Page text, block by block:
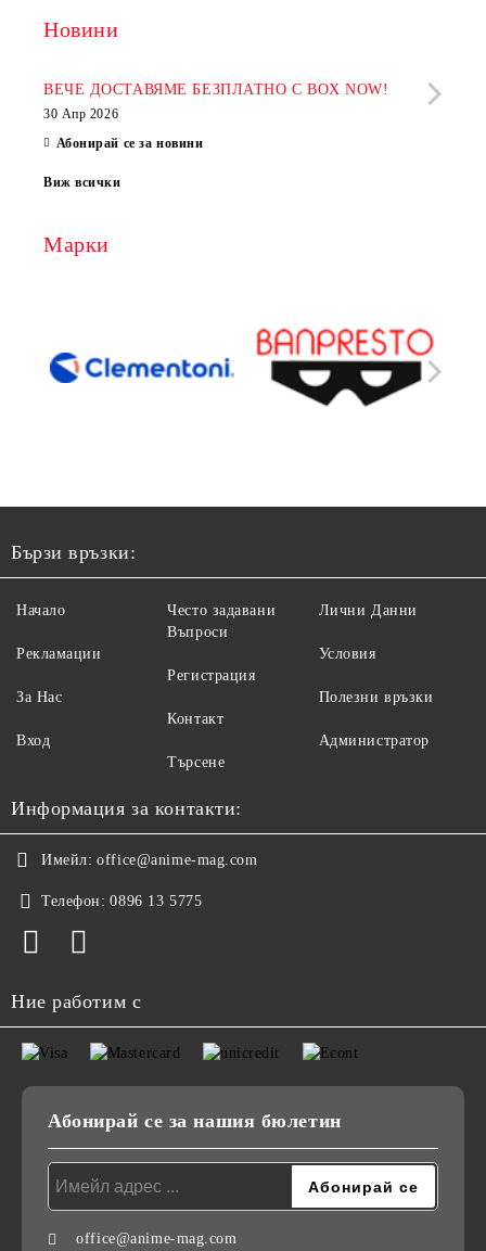
Новини
ВЕЧЕ ДОСТАВЯМЕ БЕЗПЛАТНО С BOX NOW!
30 Апр 2026
Абонирай се за новини
Виж всички
Марки
Бързи връзки:
Начало
Рекламации
За Нас
Вход
Често задавани
Въпроси
Регистрация
Контакт
Търсене
Лични Данни
Условия
Полезни връзки
Администратор
Информация за контакти:
Имейл: office@anime-mag.com
Телефон: 0896 13 5775
Ние работим с
Абонирай се за нашия бюлетин
office@anime-mag.com